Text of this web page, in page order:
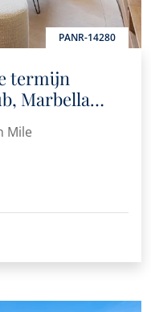
PANR-14280
termijn
Marbella
Mile